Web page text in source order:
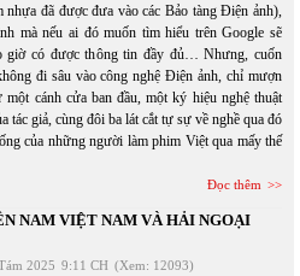
nhựa đã được đưa vào các Bảo tàng Điện ảnh),
mà nếu ai đó muốn tìm hiểu trên Google sẽ
giờ có được thông tin đầy đủ… Nhưng, cuốn
đi sâu vào công nghệ Điện ảnh, chỉ mượn
cánh cửa ban đầu, một ký hiệu nghệ thuật
tác giả, cùng đôi ba lát cắt tự sự về nghề qua đó
của những người làm phim Việt qua mấy thế
Đọc thêm
NAM VIỆT NAM VÀ HẢI NGOẠI
2025 9:11 CH (Xem: 12093)